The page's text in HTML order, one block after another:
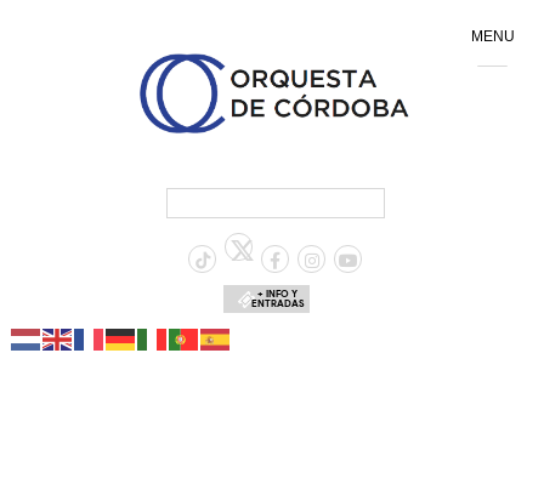
+ INFO Y
ENTRADAS
MENU